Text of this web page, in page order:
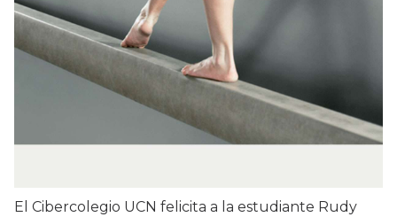
El Cibercolegio UCN felicita a la estudiante Rudy